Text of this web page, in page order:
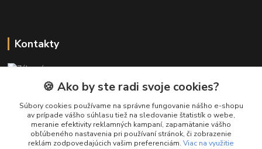
Kontakty
+421 911 010 560
Po-Pia, 13-17 hod.
info@presmartfon.sk
🍪 Ako by ste radi svoje cookies?
Súbory cookies používame na správne fungovanie nášho e-shopu
av prípade vášho súhlasu tiež na sledovanie štatistík o webe,
meranie efektivity reklamných kampaní, zapamätanie vášho
obľúbeného nastavenia pri používaní stránok, či zobrazenie
reklám zodpovedajúcich vašim preferenciám. Viac na využitie